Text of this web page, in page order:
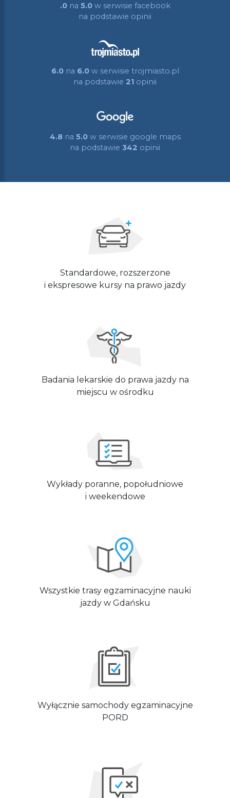
.0na 5.0w serwisie facebook
na podstawie opinii
6.0na 6.0w serwisie trojmiasto.pl
na podstawie 21 opinii
4.8 na 5.0w serwisie google maps
na podstawie 342 opinii
Standardowe, rozszerzone
i ekspresowe kursy na prawo jazdy
Badania lekarskie do prawa jazdy na
miejscu w ośrodku
Wykłady poranne, popołudniowe
i weekendowe
Wszystkie trasy egzaminacyjne nauki
jazdy w Gdańsku
Wyłącznie samochody egzaminacyjne
PORD